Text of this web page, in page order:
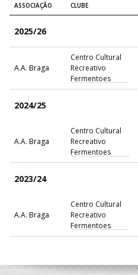
ASSOCIAÇÃO CLUBE
2025/26
A.A. Braga
Centro Cultural
Recreativo
Fermentoes
2024/25
A.A. Braga
Centro Cultural
Recreativo
Fermentoes
2023/24
A.A. Braga
Centro Cultural
Recreativo
Fermentoes